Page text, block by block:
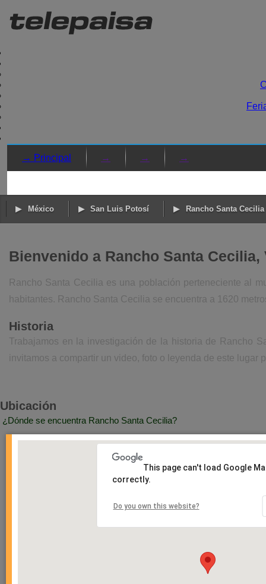
→ Principal → → →
México San Luis Potosí Rancho Santa Cecilia
Bienvenido a Rancho Santa
Rancho Santa Cecilia es una población perteneciente al
habitantes. Rancho Santa Cecilia se encuentra a 1620
Historia
Trabajamos en la investigación de la historia de Rancho
invitamos a compartir un video, foto o leyenda de este lugar
Ubicación
¿Dónde se encuentra Rancho Santa Cecilia?
This page can't load Google
correctly.
Do you own this website?